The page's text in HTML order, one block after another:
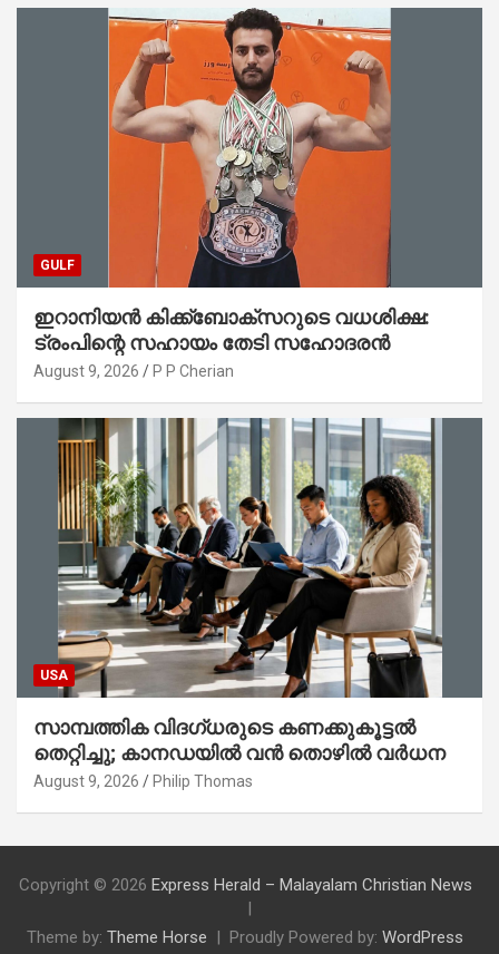
GULF
ഇറാനിയൻ കിക്ക്ബോക്സറുടെ വധശിക്ഷ:
ട്രംപിന്റെ സഹായം തേടി സഹോദരൻ
August 9, 2026 P P Cherian
USA
സാമ്പത്തിക വിദഗ്ധരുടെ കണക്കുകൂട്ടൽ
തെറ്റിച്ചു; കാനഡയിൽ വൻ തൊഴിൽ വർധന
August 9, 2026 Philip Thomas
Copyright © 2026 Express Herald – Malayalam Christian News
Theme by: Theme Horse Proudly Powered by: WordPress